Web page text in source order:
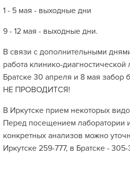
1 - 5 мая - выходные дни
9 - 12 мая - выходные дни.
В связи с дополнительными
работа клинико-
Братске 30 апреля и 8 мая забор
НЕ ПРОВОДИТСЯ!
В Иркутске прием некоторых
Перед посещением лаборатории
конкретных анализов можно
Иркутске 259-777, в Братске -